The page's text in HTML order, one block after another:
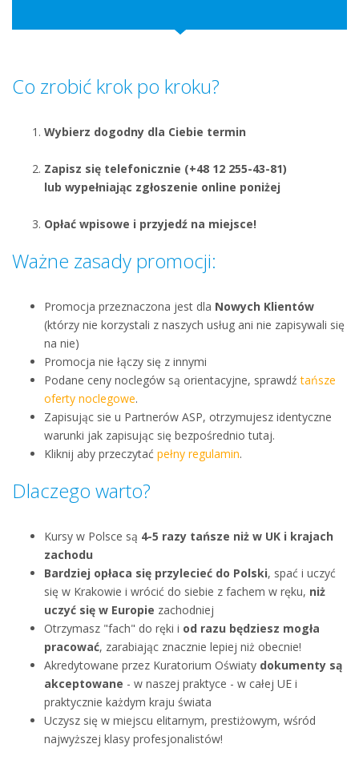
Co zrobić krok po kroku?
Wybierz dogodny dla Ciebie termin
Zapisz się telefonicznie (+48 12 255-43-81)
lub wypełniając zgłoszenie online poniżej
Opłać wpisowe i przyjedź na miejsce!
Ważne zasady promocji:
Promocja przeznaczona jest dla Nowych Klientów
(którzy nie korzystali z naszych usług ani nie zapisywali się
na nie)
Promocja nie łączy się z innymi
Podane ceny noclegów są orientacyjne, sprawdźtańsze
oferty noclegowe.
Zapisując sie u Partnerów ASP, otrzymujesz identyczne
warunki jak zapisując się bezpośrednio tutaj.
Kliknij aby przeczytać pełny regulamin.
Dlaczego warto?
Kursy w Polsce są 4-5 razy tańsze niż w UK i krajach
zachodu
Bardziej opłaca się przylecieć do Polski, spać i uczyć
się w Krakowie i wrócić do siebie z fachem w ręku, niż
uczyć się w Europie zachodniej
Otrzymasz "fach" do ręki i od razu będziesz mogła
pracować, zarabiając znacznie lepiej niż obecnie!
Akredytowane przez Kuratorium Oświaty dokumenty są
akceptowane - w naszej praktyce - w całej UE i
praktycznie każdym kraju świata
Uczysz się w miejscu elitarnym, prestiżowym, wśród
najwyższej klasy profesjonalistów!